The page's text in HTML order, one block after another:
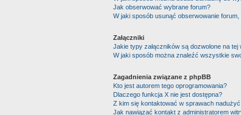
Jak obserwować wybrane forum?
W jaki sposób usunąć obserwowanie forum,
Załączniki
Jakie typy załączników są dozwolone na tej
W jaki sposób można znaleźć wszystkie
Zagadnienia związane z phpBB
Kto jest autorem tego oprogramowania?
Dlaczego funkcja X nie jest dostępna?
Z kim się kontaktować w sprawach
Jak nawiązać kontakt z administratorem